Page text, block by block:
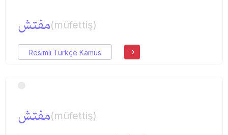
مفتش(müfettiş)
Resimli Türkçe Kamus
مفتش(müfettiş)